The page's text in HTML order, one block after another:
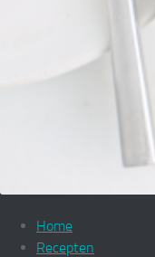
Home
Recepten